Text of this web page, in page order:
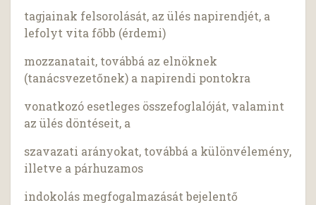
tagjainak felsorolását, az ülés napirendjét, a
lefolyt vita főbb (érdemi)
mozzanatait, továbbá az elnöknek
(tanácsvezetőnek) a napirendi pontokra
vonatkozó esetleges összefoglalóját, valamint
az ülés döntéseit, a
szavazati arányokat, továbbá a különvélemény,
illetve a párhuzamos
indokolás megfogalmazását bejelentő